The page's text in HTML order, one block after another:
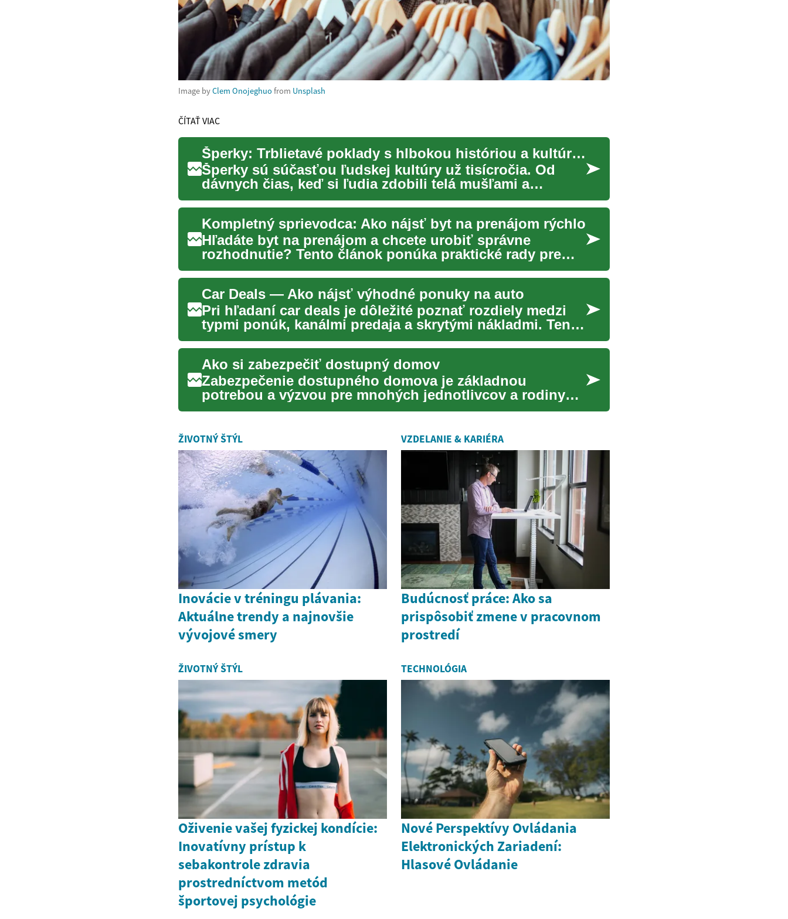
Image byClem Onojeghuo from Unsplash
ČÍTAŤ VIAC
Šperky: Trblietavé poklady s hlbokou históriou a kultúrnym významom
Šperky sú súčasťou ľudskej kultúry už tisícročia. Od
dávnych čias, keď si ľudia zdobili telá mušľami a
kosťami, až po...
Kompletný sprievodca: Ako nájsť byt na prenájom rýchlo
Hľadáte byt na prenájom a chcete urobiť správne
rozhodnutie? Tento článok ponúka praktické rady pre
študentov, mladé ...
Car Deals — Ako nájsť výhodné ponuky na auto
Pri hľadaní car deals je dôležité poznať rozdiely medzi
typmi ponúk, kanálmi predaja a skrytými nákladmi. Tento
článo...
Ako si zabezpečiť dostupný domov
Zabezpečenie dostupného domova je základnou
potrebou a výzvou pre mnohých jednotlivcov a rodiny
po celom svete. Hľada...
ŽIVOTNÝ ŠTÝL
Inovácie v tréningu plávania:
Aktuálne trendy a najnovšie
vývojové smery
VZDELANIE & KARIÉRA
Budúcnosť práce: Ako sa
prispôsobiť zmene v pracovnom
prostredí
ŽIVOTNÝ ŠTÝL
Oživenie vašej fyzickej kondície:
Inovatívny prístup k
sebakontrole zdravia
prostredníctvom metód
športovej psychológie
TECHNOLÓGIA
Nové Perspektívy Ovládania
Elektronických Zariadení:
Hlasové Ovládanie